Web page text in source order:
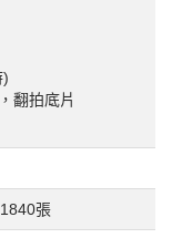
)
翻拍底片
張